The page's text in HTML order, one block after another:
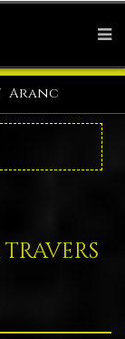
Aranc
travers